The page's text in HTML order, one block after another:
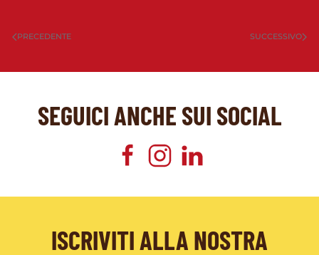
PRECEDENTE SUCCESSIVO
SEGUICI ANCHE SUI SOCIAL
ISCRIVITI ALLA NOSTRA